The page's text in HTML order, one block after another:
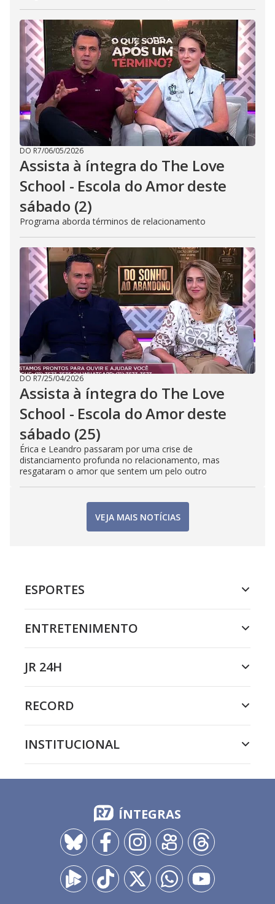
DO R7/06/05/2026
Assista à íntegra do The Love
School - Escola do Amor deste
sábado (2)
Programa aborda términos de relacionamento
DO R7/25/04/2026
Assista à íntegra do The Love
School - Escola do Amor deste
sábado (25)
Érica e Leandro passaram por uma crise de
distanciamento profunda no relacionamento, mas
resgataram o amor que sentem um pelo outro
VEJA MAIS NOTÍCIAS
ESPORTES
ENTRETENIMENTO
JR 24H
RECORD
INSTITUCIONAL
ÍNTEGRAS